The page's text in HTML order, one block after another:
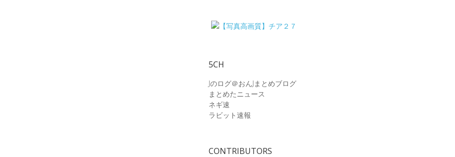
5CH
Jのログ＠おんJまとめブログ
まとめたニュース
ネギ速
ラビット速報
CONTRIBUTORS